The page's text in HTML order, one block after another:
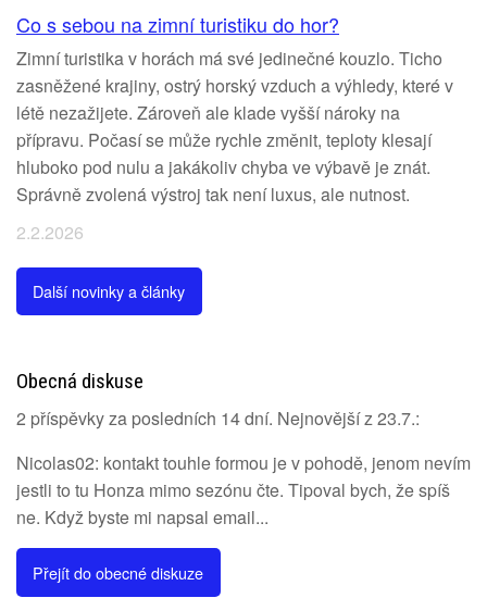
Co s sebou na zimní turistiku do hor?
Zimní turistika v horách má své jedinečné kouzlo. Ticho
zasněžené krajiny, ostrý horský vzduch a výhledy, které v
létě nezažijete. Zároveň ale klade vyšší nároky na
přípravu. Počasí se může rychle změnit, teploty klesají
hluboko pod nulu a jakákoliv chyba ve výbavě je znát.
Správně zvolená výstroj tak není luxus, ale nutnost.
2.2.2026
Další novinky a články
Obecná diskuse
2 příspěvky za posledních 14 dní. Nejnovější z 23.7.:
Nicolas02: kontakt touhle formou je v pohodě, jenom nevím
jestli to tu Honza mimo sezónu čte. Tipoval bych, že spíš
ne. Když byste mi napsal email...
Přejít do obecné diskuze